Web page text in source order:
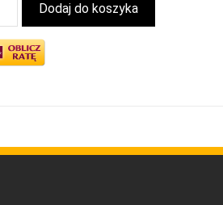
Dodaj do koszyka